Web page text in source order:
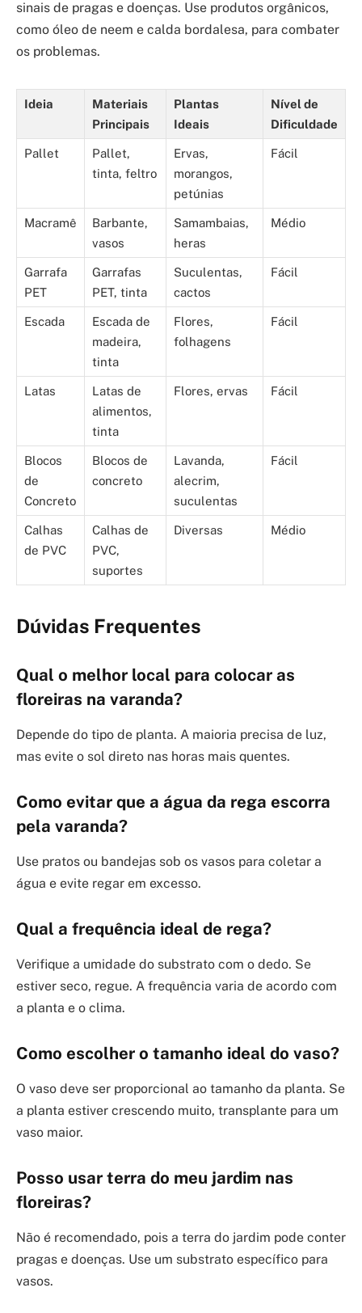
sinais de pragas e doenças. Use produtos orgânicos,
como óleo de neem e calda bordalesa, para combater
os problemas.
Ideia
Materiais
Principais
Plantas
Ideais
Nível de
Dificuldade
Pallet
Pallet,
tinta, feltro
Ervas,
morangos,
petúnias
Fácil
Macramê
Barbante,
vasos
Samambaias,
heras
Médio
Garrafa
PET
Garrafas
PET, tinta
Suculentas,
cactos
Fácil
Escada
Escada de
madeira,
tinta
Flores,
folhagens
Fácil
Latas
Latas de
alimentos,
tinta
Flores, ervas Fácil
Blocos
de
Concreto
Blocos de
concreto
Lavanda,
alecrim,
suculentas
Fácil
Calhas
de PVC
Calhas de
PVC,
suportes
Diversas Médio
Dúvidas Frequentes
Qual o melhor local para colocar as
floreiras na varanda?
Depende do tipo de planta. A maioria precisa de luz,
mas evite o sol direto nas horas mais quentes.
Como evitar que a água da rega escorra
pela varanda?
Use pratos ou bandejas sob os vasos para coletar a
água e evite regar em excesso.
Qual a frequência ideal de rega?
Verifique a umidade do substrato com o dedo. Se
estiver seco, regue. A frequência varia de acordo com
a planta e o clima.
Como escolher o tamanho ideal do vaso?
O vaso deve ser proporcional ao tamanho da planta. Se
a planta estiver crescendo muito, transplante para um
vaso maior.
Posso usar terra do meu jardim nas
floreiras?
Não é recomendado, pois a terra do jardim pode conter
pragas e doenças. Use um substrato específico para
vasos.